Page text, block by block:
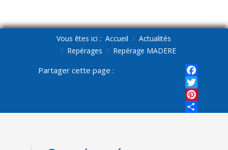
Vous êtes ici : Accueil
Actualités
Repérages
Repérage MADERE
Partager cette page :